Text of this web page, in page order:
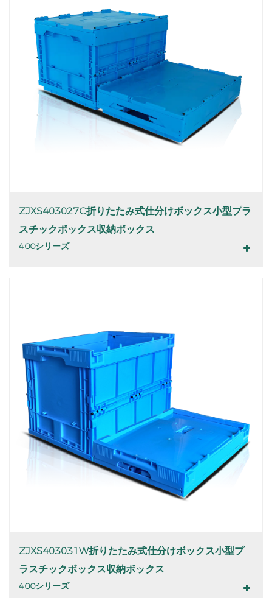
ZJXS403027C折りたたみ式仕分けボックス小型プラ
スチックボックス収納ボックス
400シリーズ
ZJXS403031W折りたたみ式仕分けボックス小型プ
ラスチックボックス収納ボックス
400シリーズ